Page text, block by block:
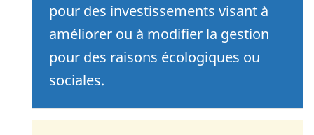
pour des investissements visant à
améliorer ou à modifier la gestion
pour des raisons écologiques ou
sociales.